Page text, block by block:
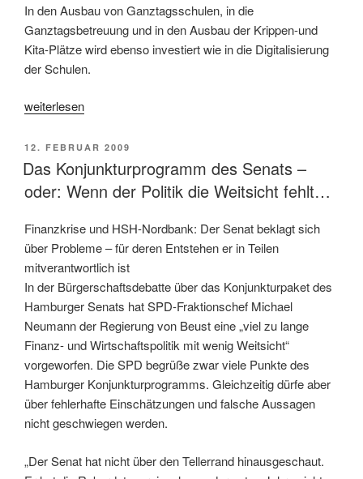
In den Ausbau von Ganztagsschulen, in die
Ganztagsbetreuung und in den Ausbau der Krippen-und
Kita-Plätze wird ebenso investiert wie in die Digitalisierung
der Schulen.
„Mit
die
Zukunft
sichern
und
gestalten
–
Das
Konjunkturpaket“
weiterlesen
VERÖFFENTLICHT
AM
12. FEBRUAR 2009
Das Konjunkturprogramm des Senats –
oder: Wenn der Politik die Weitsicht fehlt…
Finanzkrise und HSH-Nordbank: Der Senat beklagt sich
über Probleme – für deren Entstehen er in Teilen
mitverantwortlich ist
In der Bürgerschaftsdebatte über das Konjunkturpaket des
Hamburger Senats hat SPD-Fraktionschef Michael
Neumann der Regierung von Beust eine „viel zu lange
Finanz- und Wirtschaftspolitik mit wenig Weitsicht“
vorgeworfen. Die SPD begrüße zwar viele Punkte des
Hamburger Konjunkturprogramms. Gleichzeitig dürfe aber
über fehlerhafte Einschätzungen und falsche Aussagen
nicht geschwiegen werden.
„Der Senat hat nicht über den Tellerrand hinausgeschaut.